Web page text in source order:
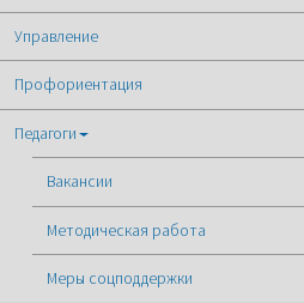
Управление
Профориентация
Педагоги
Вакансии
Методическая работа
Меры соцподдержки